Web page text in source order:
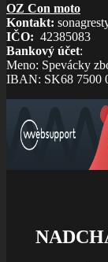
OZ Con moto
Kontakt:
IČO: 42385083
Bankový účet:
Meno: Spevácky
IBAN: SK68 7500